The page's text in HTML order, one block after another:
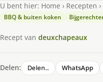
U bent hier: Home › Recepten ›
BBQ & buiten koken
Recept van deuxchapeaux
Delen: Delen… WhatsApp